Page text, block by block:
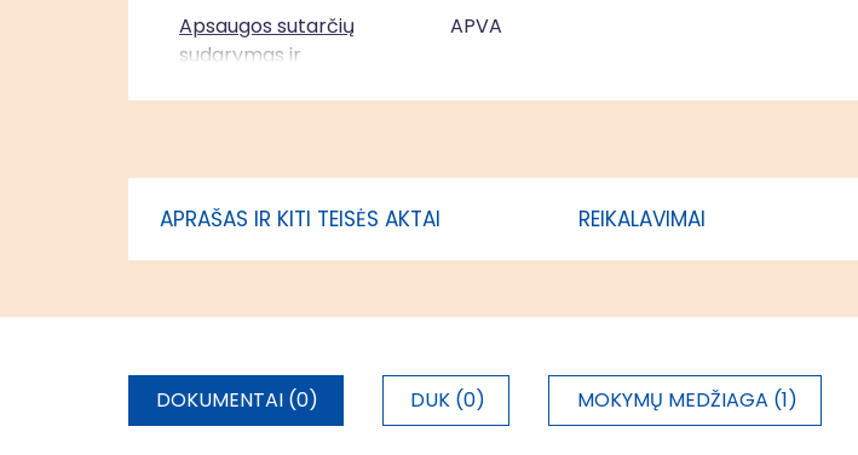
Apsaugos sutarčių
sudarymas ir
APVA
kompensacijų
išmokėjimas (ne „Natura
APRAŠAS IR KITI TEISĖS AKTAI REIKALAVIMAI
DOKUMENTAI (0) DUK (0) MOKYMŲ MEDŽIAGA (1)